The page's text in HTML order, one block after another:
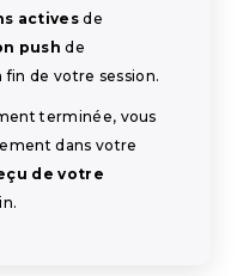
activesde
push de
de votre session.
terminée, vous
dans votre
de votre